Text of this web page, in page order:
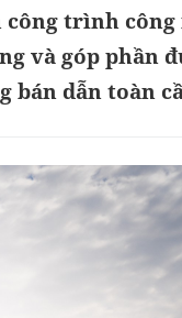
trình công
và góp phần
bán dẫn toàn